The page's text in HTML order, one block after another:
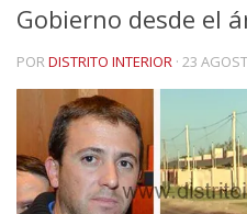
Gobierno desde el
PORDISTRITO INTERIOR · 23